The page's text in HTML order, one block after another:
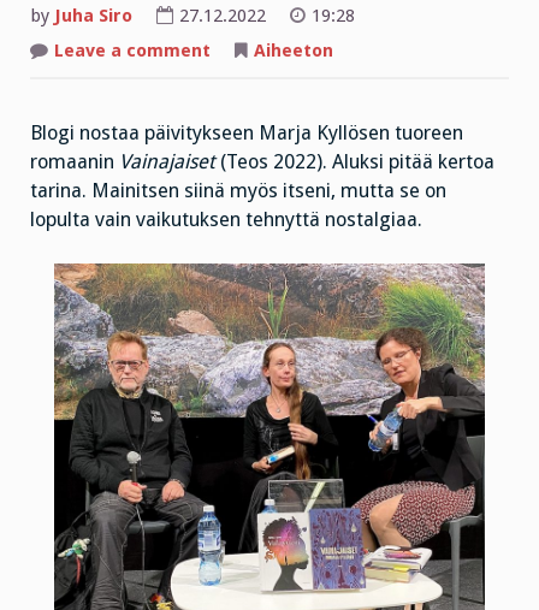
by Juha Siro 27.12.2022
19:28
Leave a comment
voiko
sitä
enää
karkottaa?
Aiheeton
Blogi nostaa päivitykseen Marja Kyllösen tuoreen
romaanin Vainajaiset(Teos 2022). Aluksi pitää kertoa
tarina. Mainitsen siinä myös itseni, mutta se on
lopulta vain vaikutuksen tehnyttä nostalgiaa.